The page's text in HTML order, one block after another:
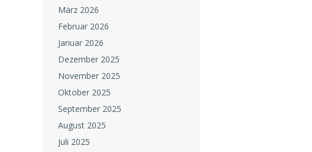
März 2026
Februar 2026
Januar 2026
Dezember 2025
November 2025
Oktober 2025
September 2025
August 2025
Juli 2025